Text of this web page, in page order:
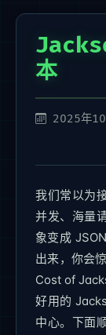
本
2025年
我们常以为
并发、海量
象变成
出来，你会
Cost of
好用的
中心。下面